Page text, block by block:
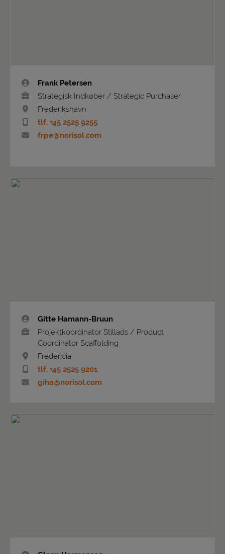
Frank Petersen
Strategisk Indkøber / Strategic Purchaser
Frederikshavn
tlf. +45 2525 9255
frpe@norisol.com
Gitte Hamann-Bruun
Projektkoordinator Stillads / Product
Coordinator Scaffolding
Fredericia
tlf. +45 2525 9201
giha@norisol.com